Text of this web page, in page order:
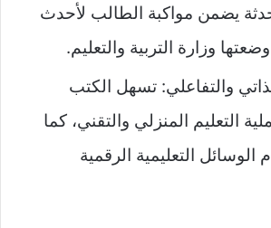
يضمن مواكبة الطالب لأحدث
وزارة التربية والتعليم.
والتفاعلي: تسهل الكتب
التعليم المنزلي والتقني، كما
التعليمية الرقمية